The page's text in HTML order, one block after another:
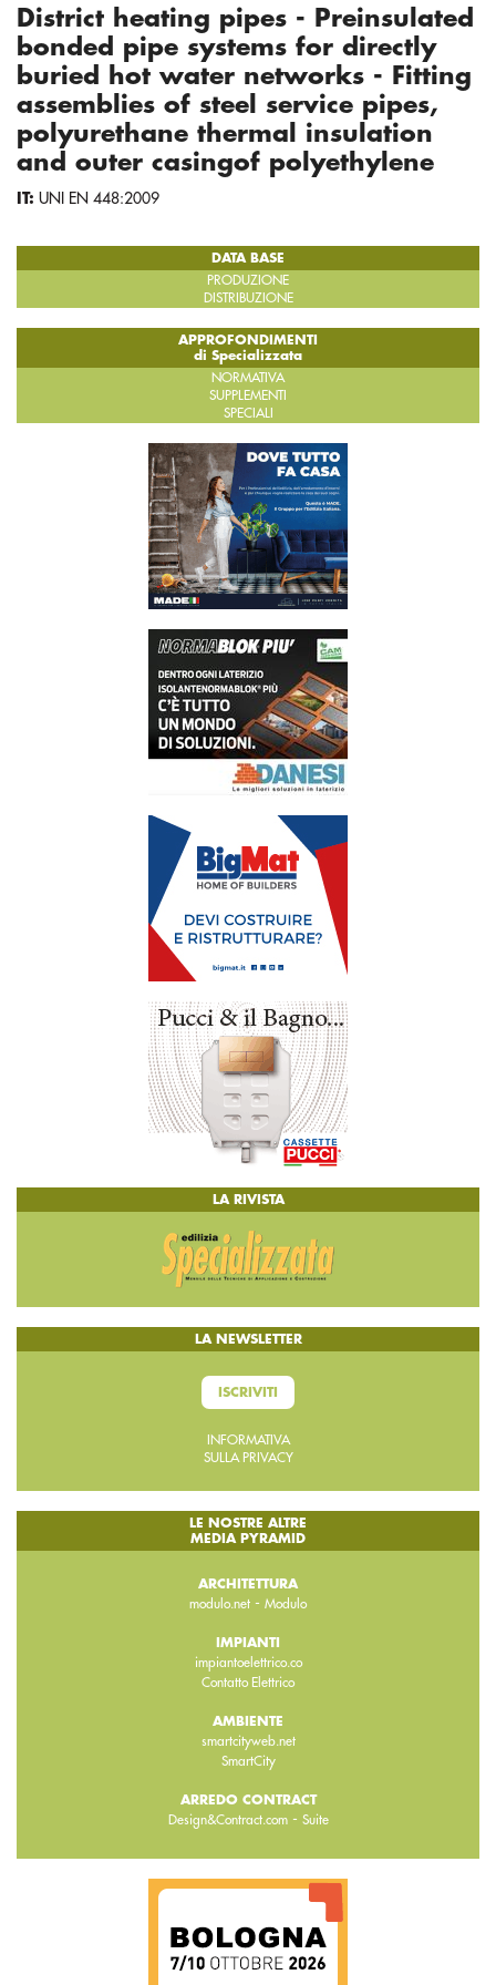
District heating pipes - Preinsulated
bonded pipe systems for directly
buried hot water networks - Fitting
assemblies of steel service pipes,
polyurethane thermal insulation
and outer casingof polyethylene
IT: UNI EN 448:2009
DATA BASE
PRODUZIONE
DISTRIBUZIONE
APPROFONDIMENTI
di Specializzata
NORMATIVA
SUPPLEMENTI
SPECIALI
LA RIVISTA
LA NEWSLETTER
ISCRIVITI
INFORMATIVA
SULLA PRIVACY
LE NOSTRE ALTRE
MEDIA PYRAMID
ARCHITETTURA
modulo.net - Modulo
IMPIANTI
impiantoelettrico.co
Contatto Elettrico
AMBIENTE
smartcityweb.net
SmartCity
ARREDO CONTRACT
Design&Contract.com- Suite